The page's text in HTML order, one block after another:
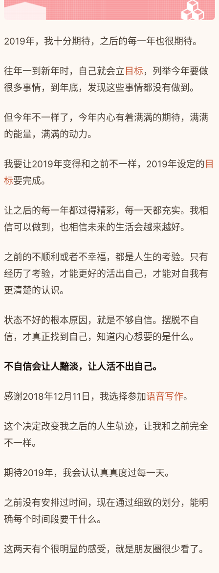
2019年，我十分期待，之后的每一年也很期待。
往年一到新年时，自己就会立 目标，列举今年要做
很多事情，到年底，发现这些事情都没有做到。
但今年不一样了，今年内心有着满满的期待，满满
的能量，满满的动力。
我要让2019年变得和之前不一样，2019年设定的 目
标要完成。
让之后的每一年都过得精彩，每一天都充实。我相
信可以做到，也相信未来的生活会越来越好。
之前的不顺利或者不幸福，都是人生的考验。只有
经历了考验，才能更好的活出自己，才能对自我有
更清楚的认识。
状态不好的根本原因，就是不够自信。摆脱不自
信，才真正找到自己，知道内心想要的是什么。
不自信会让人黯淡，让人活不出自己。
感谢2018年12月11日，我选择参加语音写作。
这个决定改变我之后的人生轨迹，让我和之前完全
不一样。
期待2019年，我会认认真真度过每一天。
之前没有安排过时间，现在通过细致的划分，能明
确每个时间段要干什么。
这两天有个很明显的感受，就是朋友圈很少看了。